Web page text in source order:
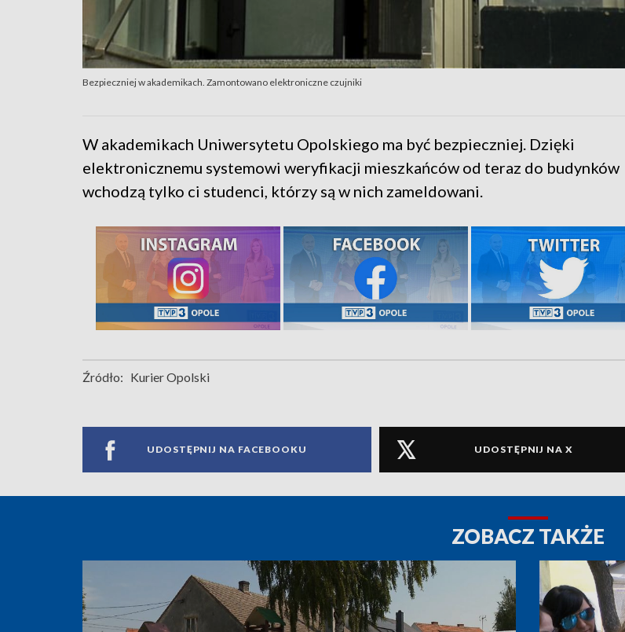
Bezpieczniej w akademikach. Zamontowano elektroniczne czujniki
W akademikach Uniwersytetu Opolskiego ma być bezpieczniej. Dzięki
elektronicznemu systemowi weryfikacji mieszkańców od teraz do budynków
wchodzą tylko ci studenci, którzy są w nich zameldowani.
Źródło: Kurier Opolski
UDOSTĘPNIJ NA FACEBOOKU UDOSTĘPNIJ NA X
ZOBACZ TAKŻE